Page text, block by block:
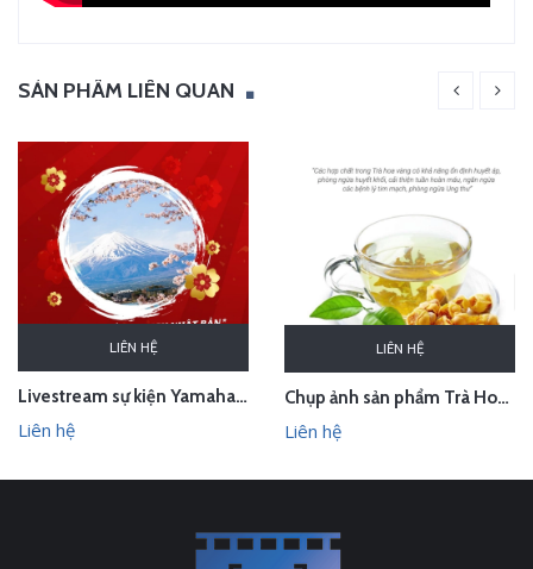
SẢN PHẨM LIÊN QUAN
LIÊN HỆ
Livestream sự kiện Yamaha - lễ bốc thăm chuyến du lịch Nhật Bản 100 triệu - Hà Nội
Liên hệ
LIÊN HỆ
Chụp ảnh sản phẩm Trà Hoa Vàng - Kim Hoa Trà tại studio Hà Nội
Liên hệ